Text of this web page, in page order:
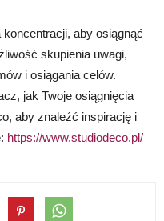
koncentracji, aby osiągnąć
skupienia uwagi,
i osiągania celów.
jak Twoje osiągnięcia
aby znaleźć inspirację i
https://www.studiodeco.pl/